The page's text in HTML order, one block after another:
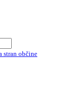
stran občine